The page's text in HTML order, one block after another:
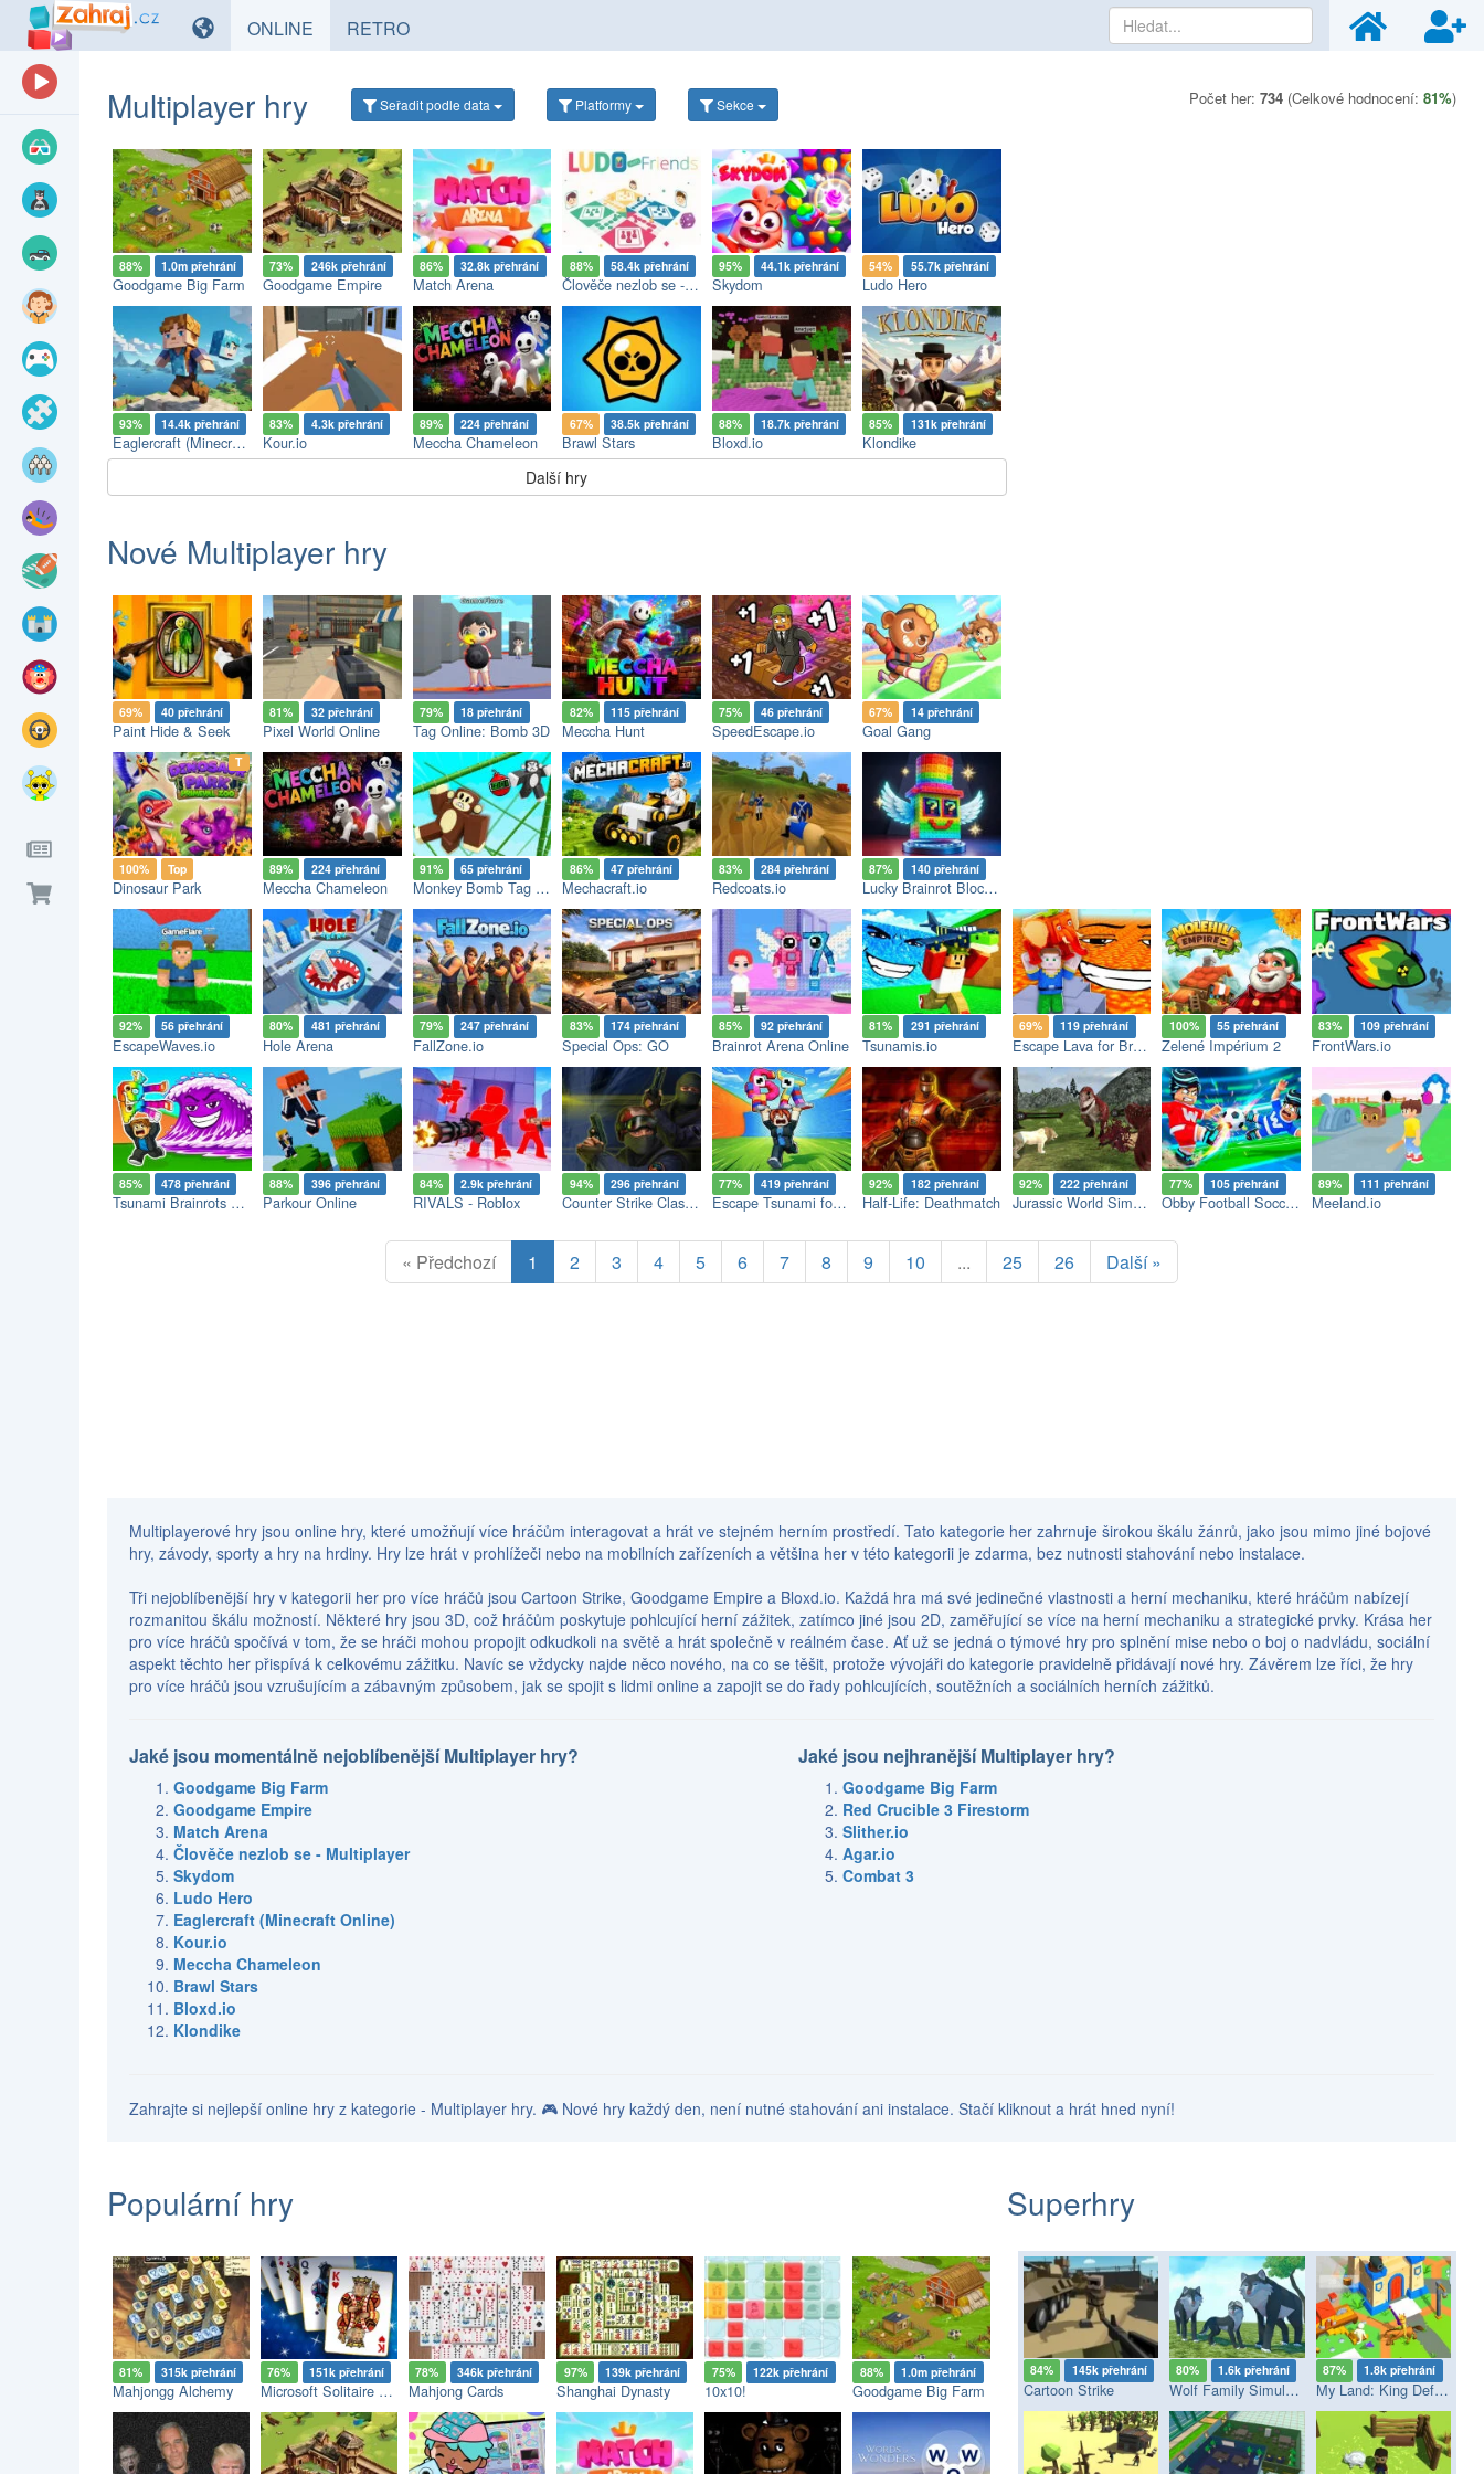
ONLINE HRYRETROHRY
Multiplayer hry Seřaditpodle data Platformy Sekce Počet her: 734 (Celkové hodnocení: 81%)
88% 1.0m přehrání
Goodgame Big Farm
73% 246k přehrání
Goodgame Empire
86% 32.8k přehrání
Match Arena
88% 58.4k přehrání
Člověče nezlob se - Multiplayer
95% 44.1k přehrání
Skydom
54% 55.7k přehrání
Ludo Hero
93% 14.4k přehrání
Eaglercraft (Minecraft Online)
83% 4.3k přehrání
Kour.io
89% 224 přehrání
Meccha Chameleon
67% 38.5k přehrání
Brawl Stars
88% 18.7k přehrání
Bloxd.io
85% 131k přehrání
Klondike
Další hry
Nové Multiplayer hry
69% 40 přehrání
Paint Hide & Seek
81% 32 přehrání
Pixel World Online
79% 18 přehrání
Tag Online: Bomb 3D
82% 115 přehrání
Meccha Hunt
75% 46 přehrání
SpeedEscape.io
67% 14 přehrání
Goal Gang
Top
100% Top
Dinosaur Park
89% 224 přehrání
Meccha Chameleon
91% 65 přehrání
Monkey Bomb Tag Online
86% 47 přehrání
Mechacraft.io
83% 284 přehrání
Redcoats.io
87% 140 přehrání
Lucky Brainrot Blocks Online
92% 56 přehrání
EscapeWaves.io
80% 481 přehrání
Hole Arena
79% 247 přehrání
FallZone.io
83% 174 přehrání
Special Ops: GO
85% 92 přehrání
Brainrot Arena Online
81% 291 přehrání
Tsunamis.io
69% 119 přehrání
Escape Lava for Brainrots!
100% 55 přehrání
Zelené Impérium 2
83% 109 přehrání
FrontWars.io
85% 478 přehrání
Tsunami Brainrots Online
88% 396 přehrání
Parkour Online
84% 2.9k přehrání
RIVALS - Roblox
94% 296 přehrání
Counter Strike Classic
77% 419 přehrání
Escape Tsunami for Brainrots
92% 182 přehrání
Half-Life: Deathmatch
92% 222 přehrání
Jurassic World Simulator
77% 105 přehrání
Obby Football Soccer 3D
89% 111 přehrání
Meeland.io
« Předchozí 1 2 3 4 5 6 7 8 9 10 ... 25 26 Další »
Multiplayerové hry jsou online hry, které umožňují více hráčům interagovat a hrát ve stejném herním prostředí. Tato kategorie her zahrnuje širokou škálu žánrů, jako jsou mimo jiné bojové
hry, závody, sporty a hry na hrdiny. Hry lze hrát v prohlížeči nebo na mobilních zařízeních a většina her v této kategorii je zdarma, bez nutnosti stahování nebo instalace.
Tři nejoblíbenější hry v kategorii her pro více hráčů jsou Cartoon Strike, Goodgame Empire a Bloxd.io. Každá hra má své jedinečné vlastnosti a herní mechaniku, které hráčům nabízejí
rozmanitou škálu možností. Některé hry jsou 3D, což hráčům poskytuje pohlcující herní zážitek, zatímco jiné jsou 2D, zaměřující se více na herní mechaniku a strategické prvky. Krása her
pro více hráčů spočívá v tom, že se hráči mohou propojit odkudkoli na světě a hrát společně v reálném čase. Ať už se jedná o týmové hry pro splnění mise nebo o boj o nadvládu, sociální
aspekt těchto her přispívá k celkovému zážitku. Navíc se vždycky najde něco nového, na co se těšit, protože vývojáři do kategorie pravidelně přidávají nové hry. Závěrem lze říci, že hry
pro více hráčů jsou vzrušujícím a zábavným způsobem, jak se spojit s lidmi online a zapojit se do řady pohlcujících, soutěžních a sociálních herních zážitků.
Jaké jsou momentálně nejoblíbenější Multiplayer hry?
Goodgame Big Farm
Goodgame Empire
Match Arena
Člověče nezlob se - Multiplayer
Skydom
Ludo Hero
Eaglercraft (Minecraft Online)
Kour.io
Meccha Chameleon
Brawl Stars
Bloxd.io
Klondike
Jaké jsou nejhranější Multiplayer hry?
Goodgame Big Farm
Red Crucible 3 Firestorm
Slither.io
Agar.io
Combat 3
Zahrajte si nejlepší online hry z kategorie - Multiplayer hry. 🎮 Nové hry každý den, není nutné stahování ani instalace. Stačí kliknout a hrát hned nyní!
Populární hry
81% 315k přehrání
Mahjongg Alchemy
76% 151k přehrání
Microsoft Solitaire Collection
78% 346k přehrání
Mahjong Cards
97% 139k přehrání
Shanghai Dynasty
75% 122k přehrání
10x10!
88% 1.0m přehrání
Goodgame Big Farm
Superhry
84% 145k přehrání
Cartoon Strike
80% 1.6k přehrání
Wolf Family Simulator
87% 1.8k přehrání
My Land: King Defender